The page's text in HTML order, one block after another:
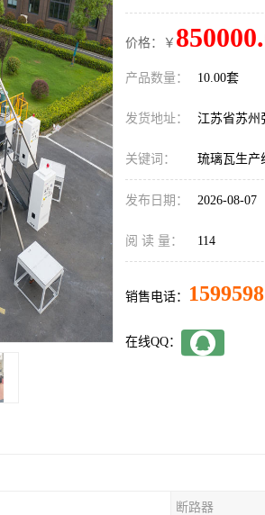
价格：￥
产品数量： 10.00套
发货地址： 江苏省苏州
关键词： 琉璃瓦生产
发布日期： 2026-08-07
阅 读 量： 114
销售电话：
在线QQ：
断路器